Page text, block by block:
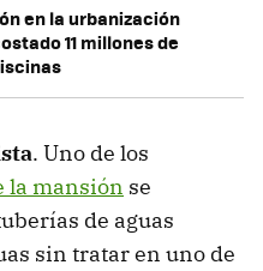
en la urbanización
11 millones de
. Uno de los
la mansión se
de aguas
sin tratar en uno de